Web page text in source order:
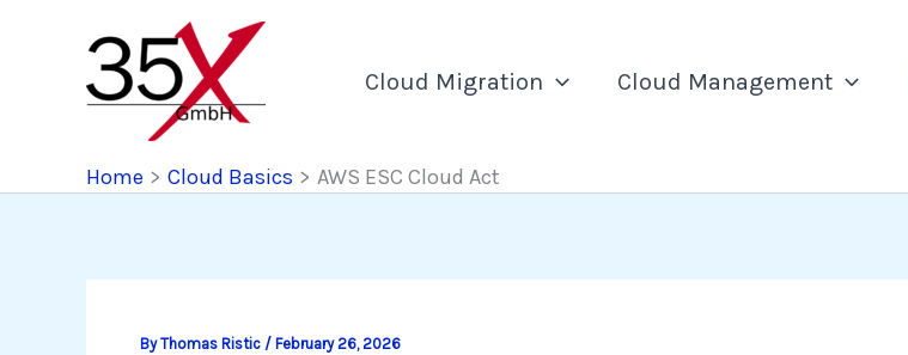
Cloud Migration Cloud Management
Home Cloud Basics AWS ESC Cloud Act
ByThomas Ristic / February 26, 2026